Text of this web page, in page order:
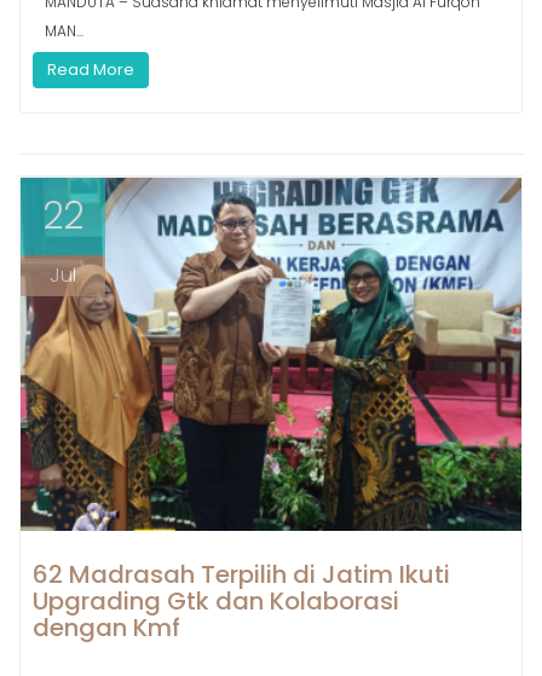
MAN...
Read More
22
Jul
62 Madrasah Terpilih di Jatim Ikuti
Upgrading Gtk dan Kolaborasi
dengan Kmf